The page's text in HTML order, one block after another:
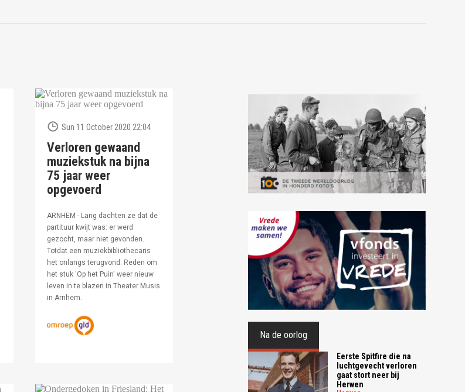
Sun 11 October 2020 22:04
Verloren gewaand
muziekstuk na bijna
75 jaar weer
opgevoerd
ARNHEM - Lang dachten ze dat de
partituur kwijt was: er werd
gezocht, maar niet gevonden.
Totdat een muziekbibliothecaris
het onlangs terugvond. Reden om
het stuk 'Op het Puin' weer nieuw
leven in te blazen in Theater Musis
in Arnhem.
Na de oorlog
Eerste Spitfire die na
luchtgevecht verloren
gaat stort neer bij
Herwen